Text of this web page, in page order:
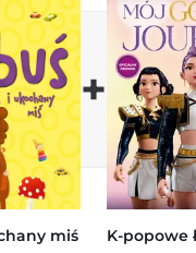
miś
+